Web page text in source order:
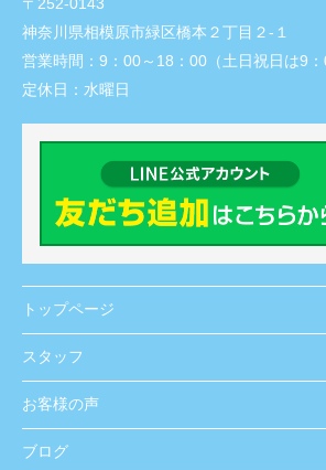
神奈川県相模原市緑区橋本２丁目２-１
営業時間： 9：00～18：00（土日祝日は9：
定休日： 水曜日
トップページ
スタッフ
お客様の声
ブログ